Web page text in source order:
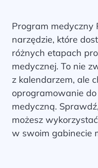
Program medyczny
narzędzie, które
różnych etapach
medycznej. To nie
z kalendarzem, ale
oprogramowanie
medyczną.
możesz
w swoim gabinecie